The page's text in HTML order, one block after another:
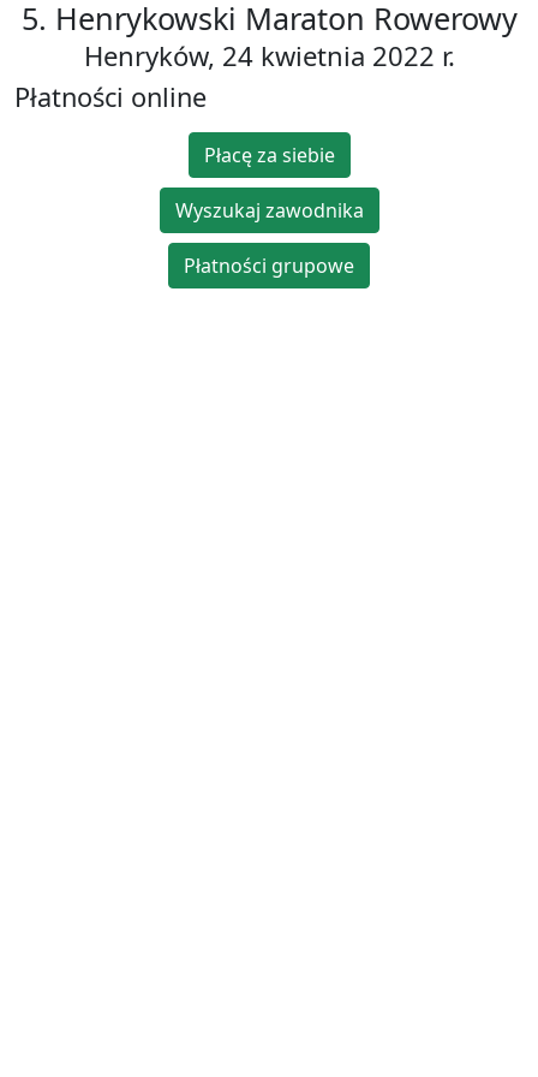
5. Henrykowski Maraton Rowerowy
Henryków, 24 kwietnia 2022 r.
Płatności online